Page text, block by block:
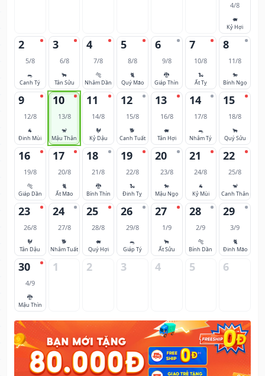
4/8
🐖
Kỷ Hợi
2
5/8
🐀
Canh Tý
3
6/8
🐂
Tân Sửu
4
7/8
🐅
Nhâm Dần
5
8/8
🐈
Quý Mão
6
9/8
🐉
Giáp Thìn
7
10/8
🐍
Ất Tỵ
8
11/8
🐎
Bính Ngọ
9
12/8
🐐
Đinh Mùi
10
13/8
🐒
Mậu Thân
11
14/8
🐓
Kỷ Dậu
12
15/8
🐕
Canh Tuất
13
16/8
🐖
Tân Hợi
14
17/8
🐀
Nhâm Tý
15
18/8
🐂
Quý Sửu
16
19/8
🐅
Giáp Dần
17
20/8
🐈
Ất Mão
18
21/8
🐉
Bính Thìn
19
22/8
🐍
Đinh Tỵ
20
23/8
🐎
Mậu Ngọ
21
24/8
🐐
Kỷ Mùi
22
25/8
🐒
Canh Thân
23
26/8
🐓
Tân Dậu
24
27/8
🐕
Nhâm Tuất
25
28/8
🐖
Quý Hợi
26
29/8
🐀
Giáp Tý
27
1/9
🐂
Ất Sửu
28
2/9
🐅
Bính Dần
29
3/9
🐈
Đinh Mão
30
4/9
🐉
Mậu Thìn
1 2 3 4 5 6